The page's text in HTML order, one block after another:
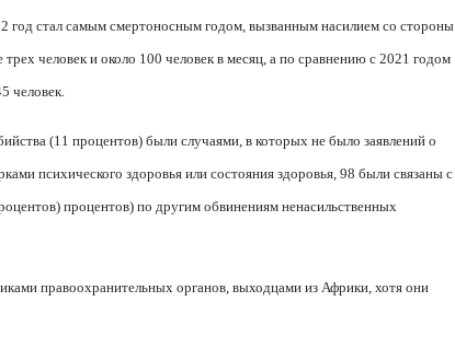
год стал самым смертоносным годом, вызванным насилием со стороны
человек и около 100 человек в месяц, а по сравнению с 2021 годом
человек.
(11 процентов) были случаями, в которых не было заявлений о
психического здоровья или состояния здоровья, 98 были связаны с
процентов) по другим обвинениям ненасильственных
правоохранительных органов, выходцами из Африки, хотя они